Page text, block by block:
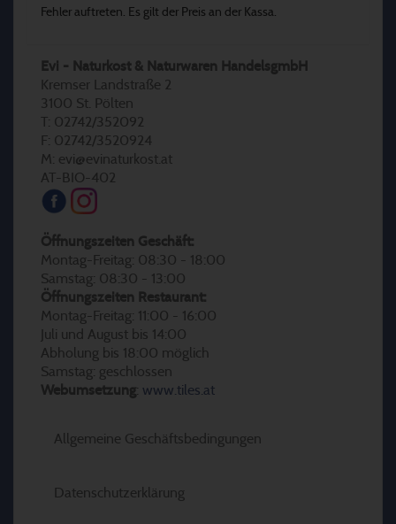
Fehler auftreten. Es gilt der Preis an der Kassa.
Evi - Naturkost & Naturwaren HandelsgmbH
Kremser Landstraße 2
3100 St. Pölten
T: 02742/352092
F: 02742/3520924
M: evi@evinaturkost.at
AT-BIO-402
Öffnungszeiten Geschäft:
Montag-Freitag: 08:30 - 18:00
Samstag: 08:30 - 13:00
Öffnungszeiten Restaurant:
Montag-Freitag: 11:00 - 16:00
Juli und August bis 14:00
Abholung bis 18:00 möglich
Samstag: geschlossen
Webumsetzung: www.tiles.at
Allgemeine Geschäftsbedingungen
Datenschutzerklärung